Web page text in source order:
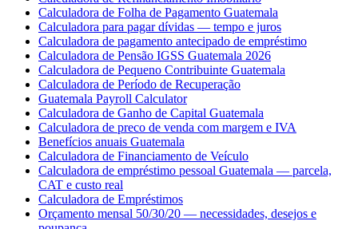
Calculadora de Folha de Pagamento Guatemala
Calculadora para pagar dívidas — tempo e juros
Calculadora de pagamento antecipado de empréstimo
Calculadora de Pensão IGSS Guatemala 2026
Calculadora de Pequeno Contribuinte Guatemala
Calculadora de Período de Recuperação
Guatemala Payroll Calculator
Calculadora de Ganho de Capital Guatemala
Calculadora de preco de venda com margem e IVA
Benefícios anuais Guatemala
Calculadora de Financiamento de Veículo
Calculadora de empréstimo pessoal Guatemala — parcela,
CAT e custo real
Calculadora de Empréstimos
Orçamento mensal 50/30/20 — necessidades, desejos e